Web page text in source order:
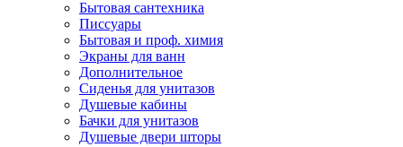
Бытовая сантехника
Писсуары
Бытовая и проф. химия
Экраны для ванн
Дополнительное
Сиденья для унитазов
Душевые кабины
Бачки для унитазов
Душевые двери шторы